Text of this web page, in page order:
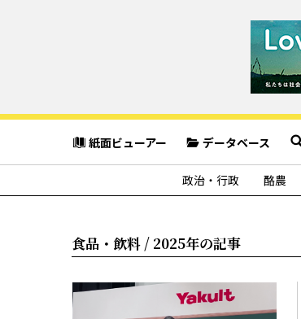
紙面ビューアー データベース
政治・行政 酪農
食品・飲料 / 2025年の記事